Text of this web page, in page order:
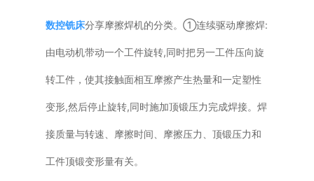
专用机床
数控铣床分享摩擦焊机的分类。①连续驱动摩擦焊:
由电动机带动一个工件旋转,同时把另一工件压向旋
转工件，使其接触面相互摩擦产生热量和一定塑性
变形,然后停止旋转,同时施加顶锻压力完成焊接。焊
接质量与转速、摩擦时间、摩擦压力、顶锻压力和
工件顶锻变形量有关。